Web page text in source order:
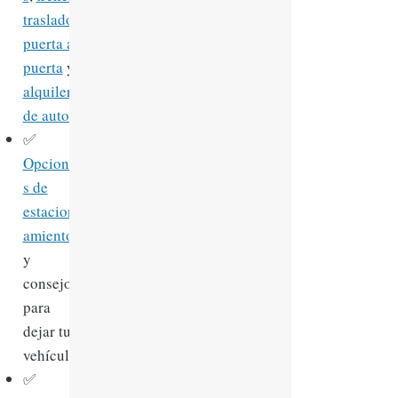
traslados
puerta a
puertay
alquiler
de autos
✅
Opcione
s de
estacion
amiento
y
consejos
para
dejar tu
vehículo
✅